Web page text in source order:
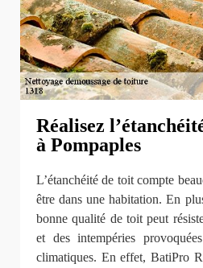
Réalisez
à Pompaples
L’étanchéité de toit compte
être dans une habitation. En
bonne qualité de toit peut
et des intempéries
climatiques. En effet, BatiPro